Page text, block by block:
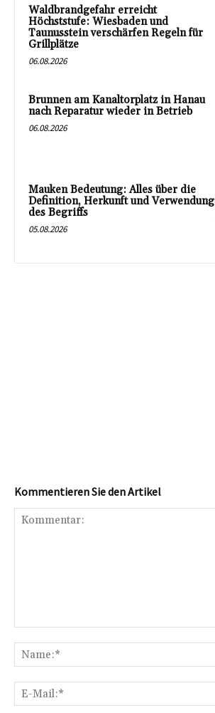
Waldbrandgefahr erreicht
Höchststufe: Wiesbaden und
Taunusstein verschärfen Regeln für
Grillplätze
06.08.2026
Brunnen am Kanaltorplatz in Hanau
nach Reparatur wieder in Betrieb
06.08.2026
Mauken Bedeutung: Alles über die
Definition, Herkunft und Verwendung
des Begriffs
05.08.2026
Kommentieren Sie den Artikel